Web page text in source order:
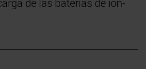
de las baterías de ion-